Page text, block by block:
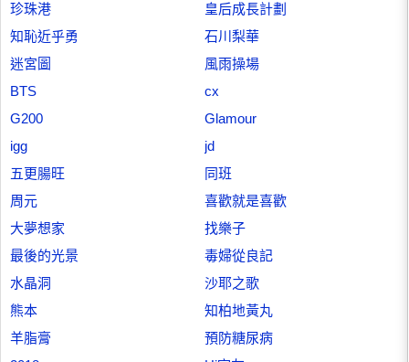
珍珠港
皇后成長計劃
知恥近乎勇
石川梨華
迷宮圖
風雨操場
BTS
cx
G200
Glamour
igg
jd
五更腸旺
同班
周元
喜歡就是喜歡
大夢想家
找樂子
最後的光景
毒婦從良記
水晶洞
沙耶之歌
熊本
知柏地黃丸
羊脂膏
預防糖尿病